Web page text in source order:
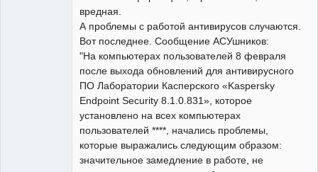
вредная.
А проблемы с работой антивирусов случаются.
Вот последнее. Сообщение АСУшников:
"На компьютерах пользователей 8 февраля
после выхода обновлений для антивирусного
ПО Лаборатории Касперского «Kaspersky
Endpoint Security 8.1.0.831», которое
установлено на всех компьютерах
пользователей ****, начались проблемы,
которые выражались следующим образом:
значительное замедление в работе, не